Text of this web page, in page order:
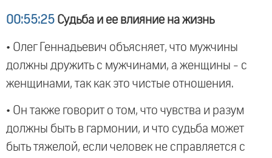
00:55:25 Судьба и ее влияние на жизнь
• Олег Геннадьевич объясняет, что мужчины
должны дружить с мужчинами, а женщины - с
женщинами, так как это чистые отношения.
• Он также говорит о том, что чувства и разум
должны быть в гармонии, и что судьба может
быть тяжелой, если человек не справляется с